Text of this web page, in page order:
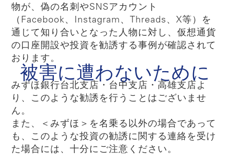
物が、偽の名刺やSNSアカウント
（Facebook、Instagram、Threads、X等）を
通じて知り合いとなった人物に対し、仮想通貨
の口座開設や投資を勧誘する事例が確認されて
おります。
被害に遭わないために
みずほ銀行台北支店・台中支店・高雄支店よ
り、このような勧誘を行うことはございませ
ん。
また、＜みずほ＞を名乗る以外の場合であって
も、このような投資の勧誘に関する連絡を受け
た場合には、十分にご注意ください。